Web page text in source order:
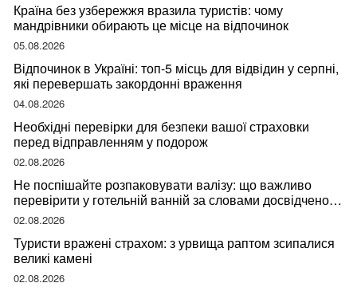
Країна без узбережжя вразила туристів: чому
мандрівники обирають це місце на відпочинок
05.08.2026
Відпочинок в Україні: топ-5 місць для відвідин у серпні,
які перевершать закордонні враження
04.08.2026
Необхідні перевірки для безпеки вашої страховки
перед відправленням у подорож
02.08.2026
Не поспішайте розпаковувати валізу: що важливо
перевірити у готельній ванній за словами досвідченої
мандрівниці
02.08.2026
Туристи вражені страхом: з урвища раптом зсипалися
великі камені
02.08.2026